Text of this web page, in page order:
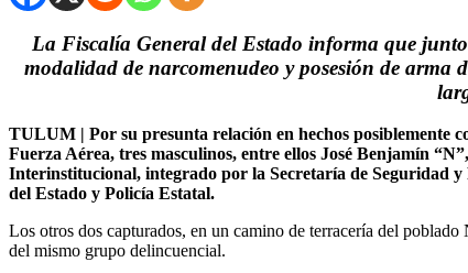
La Fiscalía General del Estado informa que
modalidad de narcomenudeo y posesión de arma
TULUM | Por su presunta relación en hechos posiblemente
Fuerza Aérea, tres masculinos, entre ellos José Benjamín
Interinstitucional, integrado por la Secretaría de Seguridad
del Estado y Policía Estatal.
Los otros dos capturados, en un camino de terracería del
del mismo grupo delincuencial.